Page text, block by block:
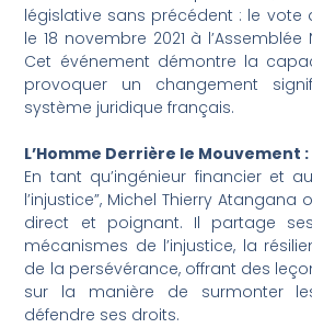
législative sans précédent : le vote
le 18 novembre 2021 à
Cet événement démontre la
provoquer un changement
système juridique français.
L’Homme Derrière le Mouvement
En tant qu’ingénieur financier et
l’injustice”, Michel Thierry
direct et poignant. Il partage
mécanismes de l’injustice, la
de la persévérance, offrant des
sur la manière de surmonter
défendre ses droits.